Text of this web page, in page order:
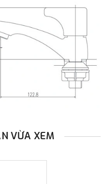
hàng theo yêu cầu.
VỪA XEM